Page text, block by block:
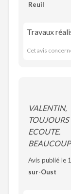
Reuil
Travaux
Cet avis
BEAUCOUP
Avis publié le
sur-Oust